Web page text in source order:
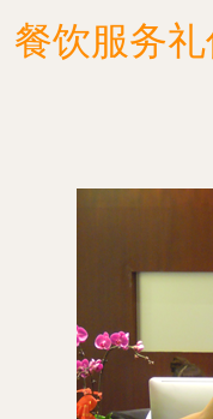
餐饮服务